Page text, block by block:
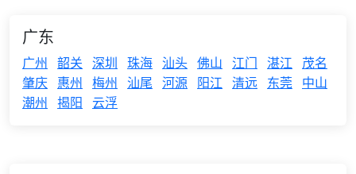
广东
广州 韶关 深圳 珠海 汕头 佛山 江门 湛江
茂名
肇庆 惠州 梅州 汕尾 河源 阳江 清远 东莞 中山
潮州 揭阳 云浮